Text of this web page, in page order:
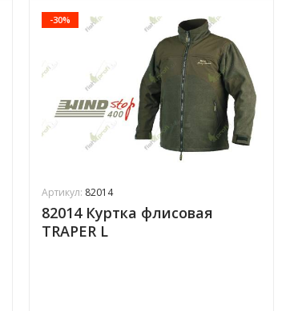
-30%
Артикул: 82014
82014 Куртка флисовая
TRAPER L